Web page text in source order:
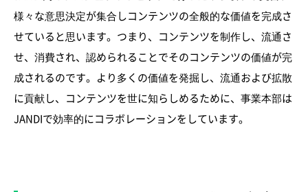
様々な意思決定が集合しコンテンツの全般的な価値を完成さ
せていると思います。つまり、コンテンツを制作し、流通さ
せ、消費され、認められることでそのコンテンツの価値が完
成されるのです。より多くの価値を発掘し、流通および拡散
に貢献し、コンテンツを世に知らしめるために、事業本部は
JANDIで効率的にコラボレーションをしています。